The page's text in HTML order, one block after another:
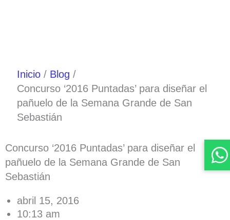
Inicio
Blog
Concurso ‘2016 Puntadas’ para diseñar el
pañuelo de la Semana Grande de San
Sebastián
Concurso ‘2016 Puntadas’ para diseñar el
pañuelo de la Semana Grande de San
Sebastián
abril 15, 2016
10:13 am